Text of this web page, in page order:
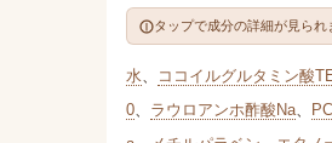
タップで成分の詳細が見られ
水、 ココイルグルタミン酸
0、 ラウロアンホ酢酸Na、